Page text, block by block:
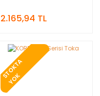
2.165,94 TL
S
T
O
K
T
A
Y
O
K